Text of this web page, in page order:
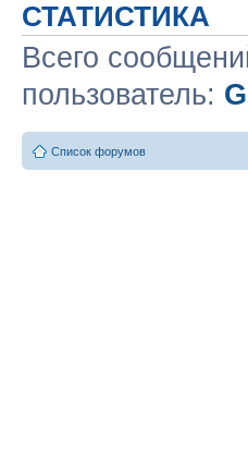
СТАТИСТИКА
Всего
пользователь:
Список форумов